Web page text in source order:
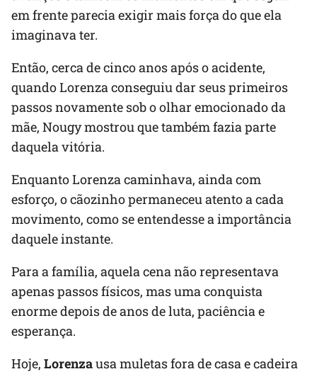
em frente parecia exigir mais força do que ela
imaginava ter.
Então, cerca de cinco anos após o acidente,
quando Lorenza conseguiu dar seus primeiros
passos novamente sob o olhar emocionado da
mãe, Nougy mostrou que também fazia parte
daquela vitória.
Enquanto Lorenza caminhava, ainda com
esforço, o cãozinho permaneceu atento a cada
movimento, como se entendesse a importância
daquele instante.
Para a família, aquela cena não representava
apenas passos físicos, mas uma conquista
enorme depois de anos de luta, paciência e
esperança.
Hoje, Lorenzausa muletas fora de casa e cadeira